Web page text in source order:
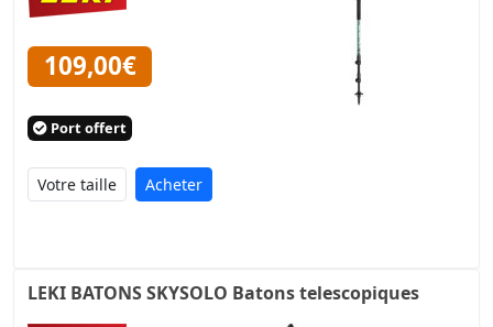
109,00€
Port offert
Acheter
LEKI BATONS SKYSOLO Batons telescopiques